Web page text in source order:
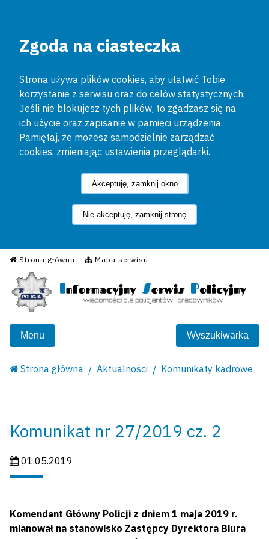
Zgoda na ciasteczka
Strona używa plików cookies, aby ułatwić Tobie
korzystanie z serwisu oraz do celów statystycznych.
Jeśli nie blokujesz tych plików, to zgadzasz się na
ich użycie oraz zapisanie w pamięci urządzenia.
Pamiętaj, że możesz samodzielnie zarządzać
cookies, zmieniając ustawienia przeglądarki.
Akceptuję, zamknij okno
Nie akceptuję, zamknij stronę
Strona główna Mapa serwisu
Informacyjny Serwis
Menu Wyszukiwarka
Strona główna Aktualności Komunikaty kadrowe
Komunikat nr 27/2019 cz. 2
Data publikacji:
01.05.2019
Komendant Główny Policji z dniem 1 maja 2019 r.
mianował na stanowisko Zastępcy Dyrektora Biura